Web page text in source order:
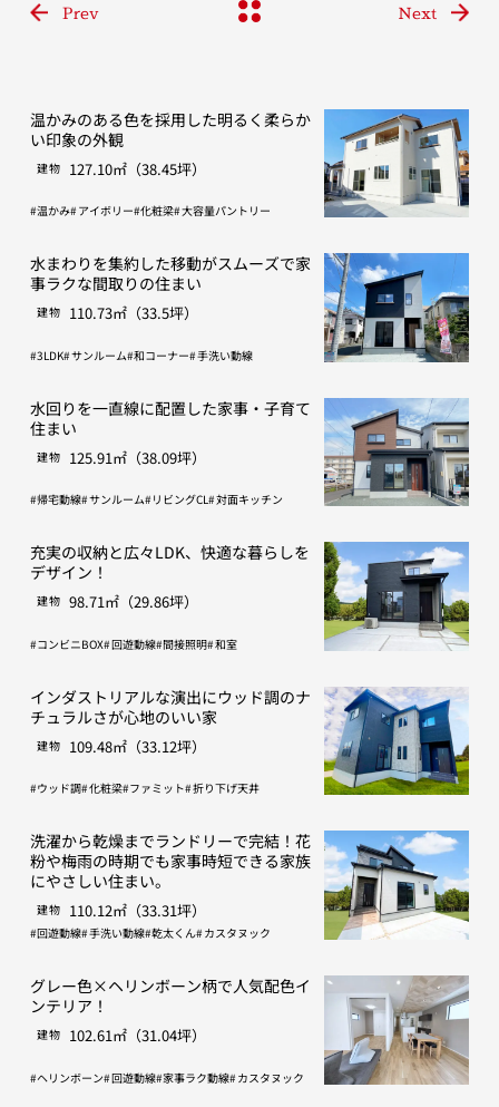
Prev Next
温かみのある色を採用した明るく柔らか
い印象の外観
建物 127.10㎡（38.45坪）
温かみ アイボリー 化粧梁 大容量パントリー
水まわりを集約した移動がスムーズで家
事ラクな間取りの住まい
建物 110.73㎡（33.5坪）
3LDK サンルーム 和コーナー 手洗い動線
水回りを一直線に配置した家事・子育て
住まい
建物 125.91㎡（38.09坪）
帰宅動線 サンルーム リビングCL 対面キッチン
充実の収納と広々LDK、快適な暮らしを
デザイン！
建物 98.71㎡（29.86坪）
コンビニBOX 回遊動線 間接照明 和室
インダストリアルな演出にウッド調のナ
チュラルさが心地のいい家
建物 109.48㎡（33.12坪）
ウッド調 化粧梁 ファミット 折り下げ天井
洗濯から乾燥までランドリーで完結！花
粉や梅雨の時期でも家事時短できる家族
にやさしい住まい。
建物 110.12㎡（33.31坪）
回遊動線 手洗い動線 乾太くん カスタヌック
グレー色×ヘリンボーン柄で人気配色イ
ンテリア！
建物 102.61㎡（31.04坪）
ヘリンボーン 回遊動線 家事ラク動線 カスタヌック